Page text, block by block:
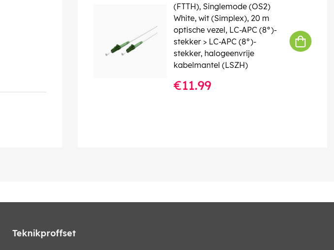
(FTTH), Singlemode (OS2)
White, wit (Simplex), 20 m
optische vezel, LC-APC (8°)-
stekker > LC-APC (8°)-
stekker, halogeenvrije
kabelmantel (LSZH)
€11.99
Teknikproffset